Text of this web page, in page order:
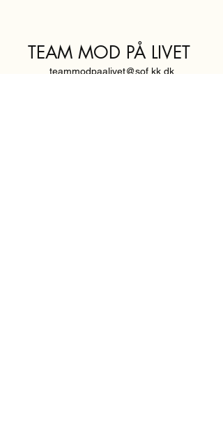
TEAM MOD PÅ LIVET
teammodpaalivet@sof.kk.dk